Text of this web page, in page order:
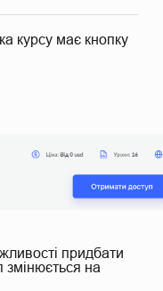
NPS)
тесту
учня на курсі
курсу має кнопку
придбати
змінюється на